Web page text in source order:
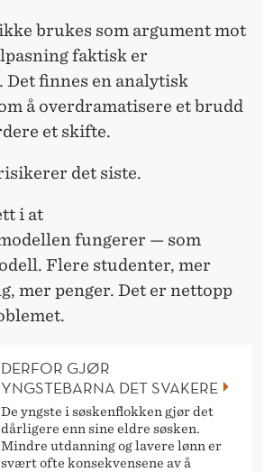
brukes som argument mot
faktisk er
finnes en analytisk
å overdramatisere et brudd
et skifte.
det siste.
i at
fungerer — som
Flere studenter, mer
mer penger. Det er nettopp
DERFOR GJØR
YNGSTEBARNA DET SVAKERE
De yngste i søskenflokken gjør det
dårligere enn sine eldre søsken.
Mindre utdanning og lavere lønn er
svært ofte konsekvensene av å